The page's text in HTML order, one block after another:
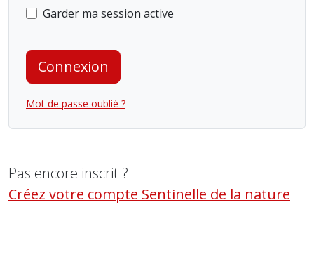
Garder ma session active
Connexion
Mot de passe oublié ?
Pas encore inscrit ?
Créez votre compte Sentinelle de la nature